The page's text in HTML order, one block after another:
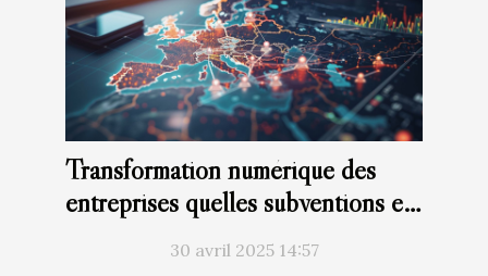
Transformation numérique des
entreprises quelles subventions en
30 avril 2025 14:57